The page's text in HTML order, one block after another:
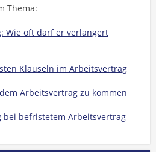
Thema:
Wie oft darf er verlängert
Klauseln im Arbeitsvertrag
Arbeitsvertrag zu kommen
bei befristetem Arbeitsvertrag